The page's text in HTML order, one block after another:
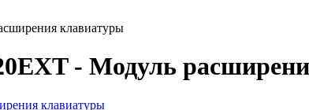
клавиатуры
- Модуль